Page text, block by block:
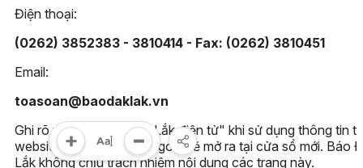
Điện thoại:
(0262) 3852383 - 3810414 - Fax: (0262) 3810451
Email:
toasoan@baodaklak.vn
Ghi rõ nguồn "Báo Đắk Lắk điện tử" khi sử dụng thông tin
website này. Các trang ngoài sẽ mở ra tại cửa sổ mới. Báo
Lắk không chịu trách nhiệm nội dung các trang này.